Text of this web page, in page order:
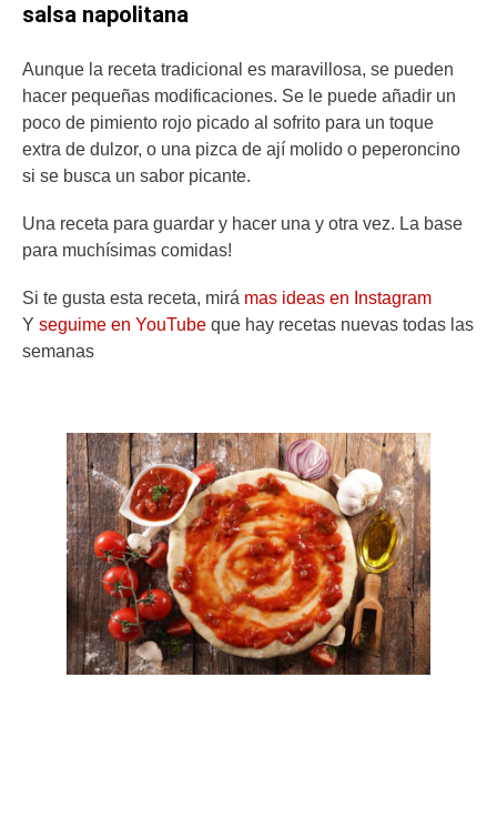
salsa napolitana
Aunque la receta tradicional es maravillosa, se pueden
hacer pequeñas modificaciones. Se le puede añadir un
poco de pimiento rojo picado al sofrito para un toque
extra de dulzor, o una pizca de ají molido o peperoncino
si se busca un sabor picante.
Una receta para guardar y hacer una y otra vez. La base
para muchísimas comidas!
Si te gusta esta receta, mirá mas ideas en Instagram
Y seguime en YouTube que hay recetas nuevas todas las
semanas